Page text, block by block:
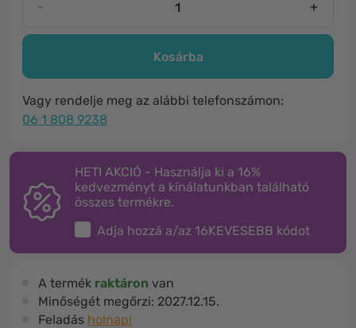
- +
Kosárba
Vagy rendelje meg az alábbi telefonszámon:
06 1 808 9238
HETI AKCIÓ - Használja ki a 16%
kedvezményt a kínálatunkban található
összes termékre.
Adja hozzá a/az 16KEVESEBB kódot
A termék raktáron van
Minőségét megőrzi: 2027.12.15.
Feladás holnap!